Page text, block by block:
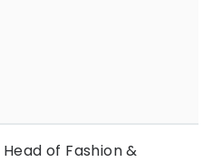
of Fashion &